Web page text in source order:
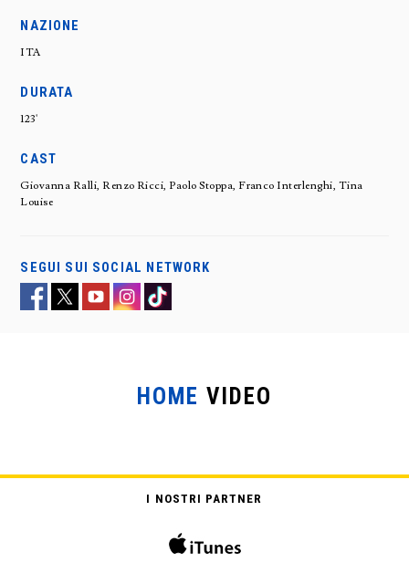
NAZIONE
ITA
DURATA
123'
CAST
Giovanna Ralli, Renzo Ricci, Paolo Stoppa, Franco Interlenghi, Tina
Louise
SEGUI SUI SOCIAL NETWORK
HOME VIDEO
I NOSTRI PARTNER